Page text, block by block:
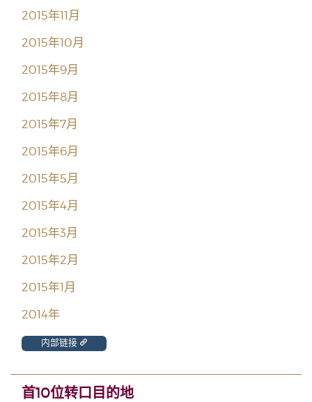
2015年11月
2015年10月
2015年9月
2015年8月
2015年7月
2015年6月
2015年5月
2015年4月
2015年3月
2015年2月
2015年1月
2014年
内部链接
首10位转口目的地